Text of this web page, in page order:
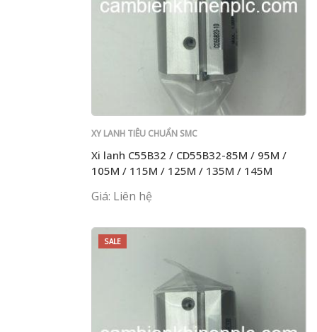
XY LANH TIÊU CHUẨN SMC
Xi lanh C55B32 / CD55B32-85M / 95M /
105M / 115M / 125M / 135M / 145M
Giá: Liên hệ
SALE